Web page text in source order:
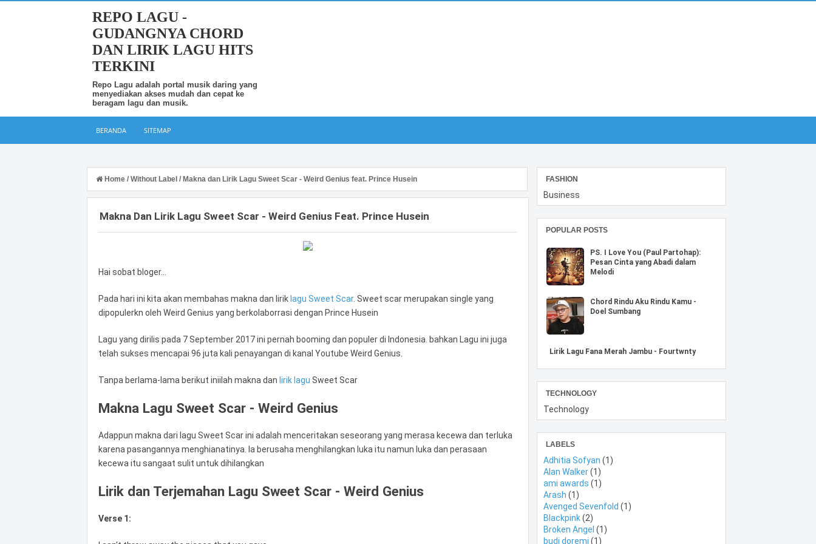
REPO LAGU -
GUDANGNYA CHORD
DAN LIRIK LAGU HITS
TERKINI
Repo Lagu adalah portal musik daring yang
menyediakan akses mudah dan cepat ke
beragam lagu dan musik.
BERANDA SITEMAP
Home / Without Label / Makna dan Lirik Lagu Sweet Scar - Weird Genius feat. Prince Husein
Makna Dan Lirik Lagu Sweet Scar - Weird Genius Feat. Prince Husein
Hai sobat bloger...
Pada hari ini kita akan membahas makna dan lirik lagu Sweet Scar. Sweet scar merupakan single yang
dipopulerkn oleh Weird Genius yang berkolaborrasi dengan Prince Husein
Lagu yang dirilis pada 7 September 2017 ini pernah booming dan populer di Indonesia. bahkan Lagu ini juga
telah sukses mencapai 96 juta kali penayangan di kanal Youtube Weird Genius.
Tanpa berlama-lama berikut iniilah makna dan lirik lagu Sweet Scar
Makna Lagu Sweet Scar - Weird Genius
Adappun makna dari lagu Sweet Scar ini adalah menceritakan seseorang yang merasa kecewa dan terluka
karena pasangannya menghianatinya. Ia berusaha menghilangkan luka itu namun luka dan perasaan
kecewa itu sangaat sulit untuk dihilangkan
Lirik dan Terjemahan Lagu Sweet Scar - Weird Genius
Verse 1:
FASHION
Business
POPULAR POSTS
PS. I Love You (Paul Partohap):
Pesan Cinta yang Abadi dalam
Melodi
Chord Rindu Aku Rindu Kamu -
Doel Sumbang
Lirik Lagu Fana Merah Jambu - Fourtwnty
TECHNOLOGY
Technology
LABELS
Adhitia Sofyan (1)
Alan Walker (1)
ami awards (1)
Arash (1)
Avenged Sevenfold (1)
Blackpink (2)
Broken Angel (1)
budi doremi (1)